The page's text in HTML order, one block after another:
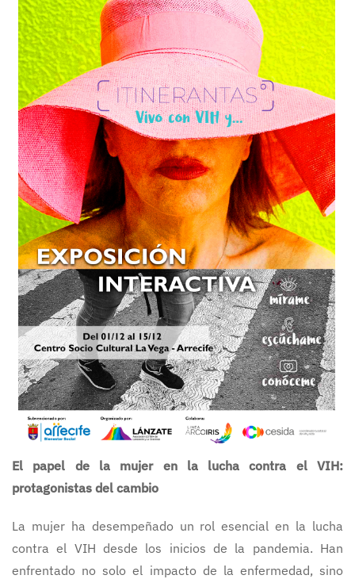
El papel de la mujer en la lucha contra el VIH:
protagonistas del cambio
La mujer ha desempeñado un rol esencial en la lucha
contra el VIH desde los inicios de la pandemia. Han
enfrentado no solo el impacto de la enfermedad, sino